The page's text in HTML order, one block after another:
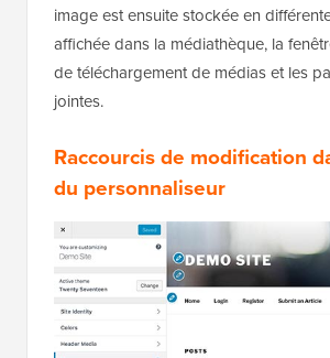
image est ensuite stockée en
affichée dans la médiathèque, la
de téléchargement de médias et les
jointes.
Raccourcis de modification
du personnaliseur